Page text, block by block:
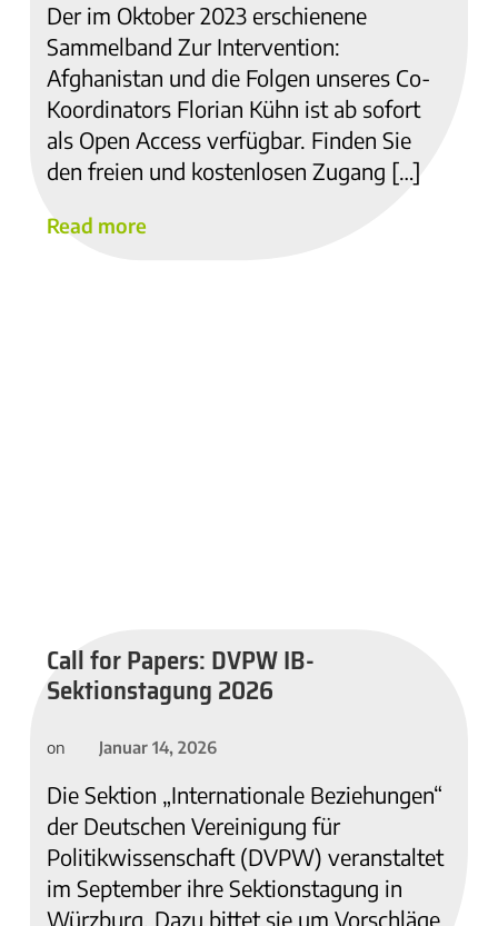
Der im Oktober 2023 erschienene
Sammelband Zur Intervention:
Afghanistan und die Folgen unseres Co-
Koordinators Florian Kühn ist ab sofort
als Open Access verfügbar. Finden Sie
den freien und kostenlosen Zugang […]
Read more
Call for Papers: DVPW IB-
Sektionstagung 2026
on Januar 14, 2026
Die Sektion „Internationale Beziehungen“
der Deutschen Vereinigung für
Politikwissenschaft (DVPW) veranstaltet
im September ihre Sektionstagung in
Würzburg. Dazu bittet sie um Vorschläge